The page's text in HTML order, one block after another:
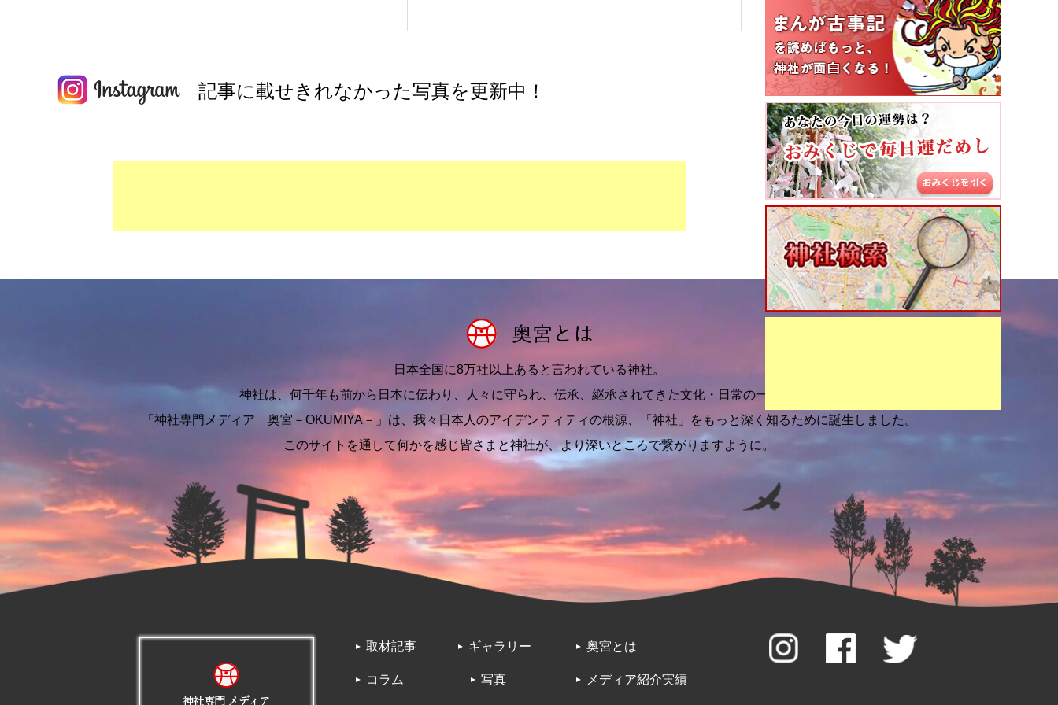
記事に載せきれなかった写真を更新中！
日本全国に8万社以上あると言われている神社。
神社は、何千年も前から日本に伝わり、人々に守られ、伝承、継承されてきた文化・日常の一部です。
「神社専門メディア 奥宮－OKUMIYA－」は、我々日本人のアイデンティティの根源、「神社」をもっと深く知るために誕生しました。
このサイトを通して何かを感じ皆さまと神社が、より深いところで繋がりますように。
取材記事
コラム
ギャラリー
写真
奥宮とは
メディア紹介実績